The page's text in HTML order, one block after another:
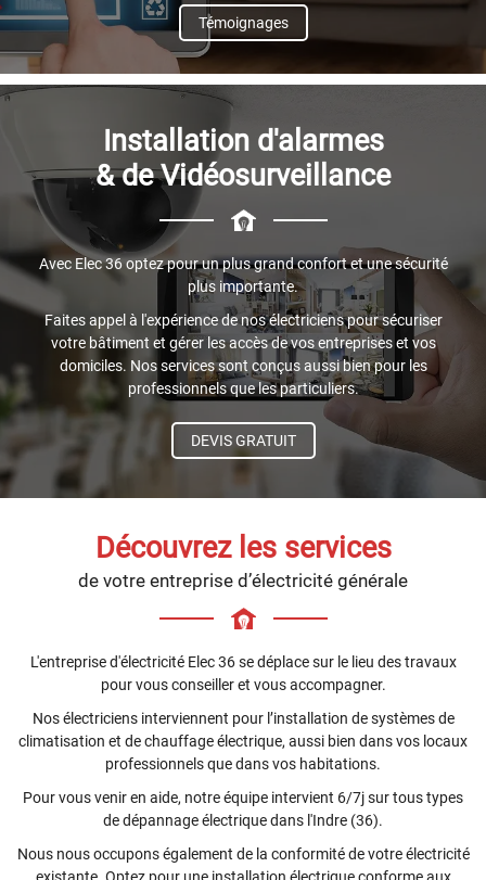
Témoignages
Installation d'alarmes
& de Vidéosurveillance
Avec Elec 36 optez pour un plus grand confort et une sécurité
plus importante.
Faites appel à l'expérience de nos électriciens pour sécuriser
votre bâtiment et gérer les accès de vos entreprises et vos
domiciles. Nos services sont conçus aussi bien pour les
professionnels que les particuliers.
DEVIS GRATUIT
Découvrez les services
de votre entreprise d’électricité générale
L'entreprise d'électricité Elec 36 se déplace sur le lieu des travaux
pour vous conseiller et vous accompagner.
Nos électriciens interviennent pour l’installation de systèmes de
climatisation et de chauffage électrique, aussi bien dans vos locaux
professionnels que dans vos habitations.
Pour vous venir en aide, notre équipe intervient 6/7j sur tous types
de dépannage électrique dans l'Indre (36).
Nous nous occupons également de la conformité de votre électricité